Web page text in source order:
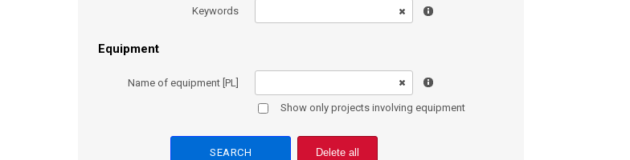
Keywords
Equipment
Name of equipment [PL]
Show only projects involving equipment
Delete all